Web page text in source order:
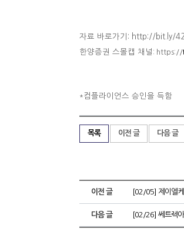
자료 바로가기: http://bit.ly/
한양증권 스몰캡 채널 : https://
*컴플라이언스 승인을 득함
목록 이전 글 다음 글
이전 글 [02/05] 제이엘
다음 글 [02/26] 쎄트렉